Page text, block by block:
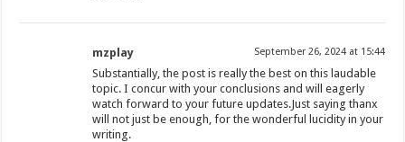
mzplay September 26, 2024 at 15:44
Substantially, the post is really the best on this laudable
topic. I concur with your conclusions and will eagerly
watch forward to your future updates.Just saying thanx
will not just be enough, for the wonderful lucidity in your
writing.